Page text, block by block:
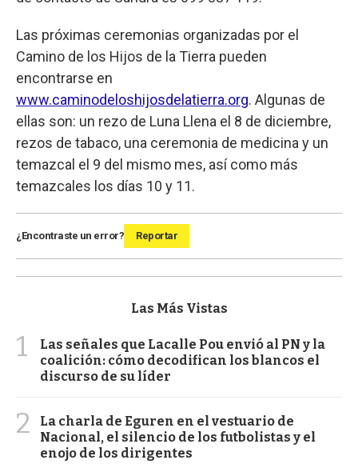
Las próximas ceremonias organizadas por el
Camino de los Hijos de la Tierra pueden
encontrarse en
www.caminodeloshijosdelatierra.org. Algunas de
ellas son: un rezo de Luna Llena el 8 de diciembre,
rezos de tabaco, una ceremonia de medicina y un
temazcal el 9 del mismo mes, así como más
temazcales los días 10 y 11.
¿Encontraste un error? Reportar
Las Más Vistas
1
Las señales que Lacalle Pou envió al PN y la
coalición: cómo decodifican los blancos el
discurso de su líder
2
La charla de Eguren en el vestuario de
Nacional, el silencio de los futbolistas y el
enojo de los dirigentes